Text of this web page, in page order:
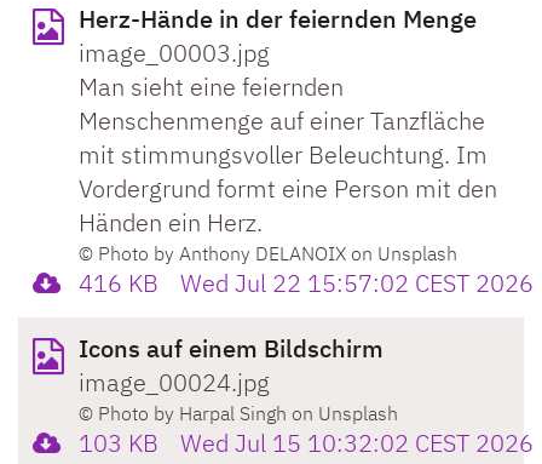
Herz-Hände in der feiernden Menge
image_00003.jpg
Man sieht eine feiernden
Menschenmenge auf einer Tanzfläche
mit stimmungsvoller Beleuchtung. Im
Vordergrund formt eine Person mit den
Händen ein Herz.
© Photo by Anthony DELANOIX on Unsplash
416 KB
Wed Jul 22 15:57:02 CEST 2026
Icons auf einem Bildschirm
image_00024.jpg
© Photo by Harpal Singh on Unsplash
103 KB
Wed Jul 15 10:32:02 CEST 2026